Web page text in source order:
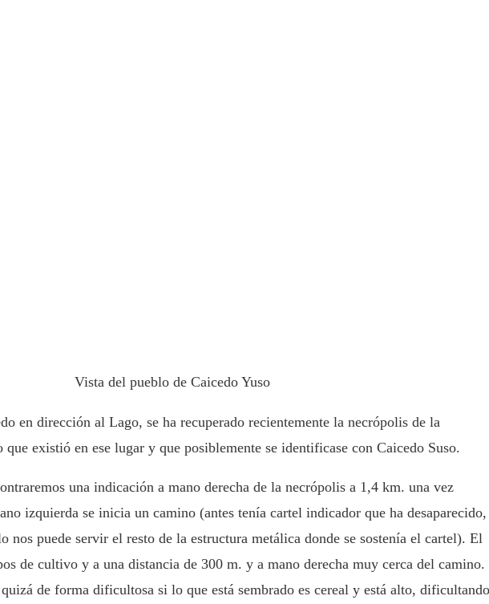
Vista del pueblo de Caicedo Yuso
en dirección al Lago, se ha recuperado recientemente la necrópolis de la
existió en ese lugar y que posiblemente se identificase con Caicedo Suso.
una indicación a mano derecha de la necrópolis a 1,4 km. una vez
izquierda se inicia un camino (antes tenía cartel indicador que ha desaparecido,
nos puede servir el resto de la estructura metálica donde se sostenía el cartel). El
de cultivo y a una distancia de 300 m. y a mano derecha muy cerca del camino.
de forma dificultosa si lo que está sembrado es cereal y está alto, dificultando